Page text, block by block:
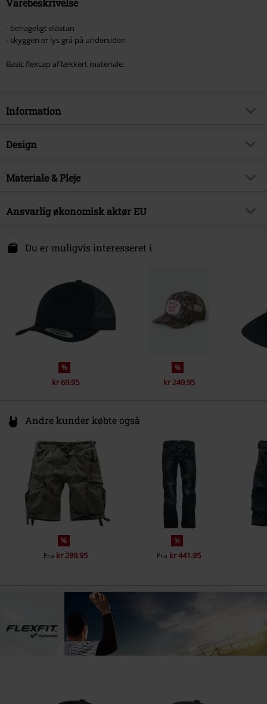
Varebeskrivelse
- behageligt elastan
- skyggen er lys grå på undersiden
Basic flexcap af lækkert materiale.
Information
Artikelnr.
Brand
Udgivelsesdato
29-06-2015
Design
Produkttype
Materiale & Pleje
Ydermateriale
63% Polyester, 34% Bomuld, 3%
Elastan
Ansvarlig økonomisk aktør EU
Dr.-Robert-Murjahn-Str. 7
64372 Ober-Ramstadt
service@urbanclassics.com
Du er muligvis interesseret i
%
kr 69.95
%
kr 249.95
Andre kunder købte også
%
Fra kr 289.95
%
Fra kr 441.95